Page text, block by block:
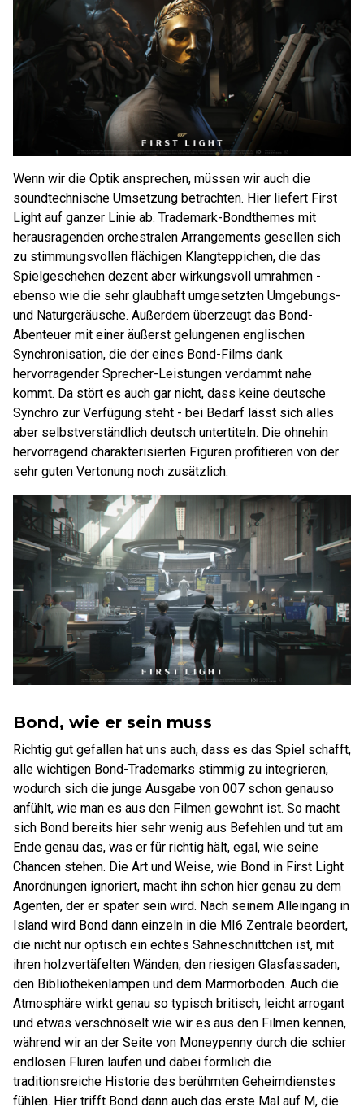
Wenn wir die Optik ansprechen, müssen wir auch die
soundtechnische Umsetzung betrachten. Hier liefert First
Light auf ganzer Linie ab. Trademark-Bondthemes mit
herausragenden orchestralen Arrangements gesellen sich
zu stimmungsvollen flächigen Klangteppichen, die das
Spielgeschehen dezent aber wirkungsvoll umrahmen -
ebenso wie die sehr glaubhaft umgesetzten Umgebungs-
und Naturgeräusche. Außerdem überzeugt das Bond-
Abenteuer mit einer äußerst gelungenen englischen
Synchronisation, die der eines Bond-Films dank
hervorragender Sprecher-Leistungen verdammt nahe
kommt. Da stört es auch gar nicht, dass keine deutsche
Synchro zur Verfügung steht - bei Bedarf lässt sich alles
aber selbstverständlich deutsch untertiteln. Die ohnehin
hervorragend charakterisierten Figuren profitieren von der
sehr guten Vertonung noch zusätzlich.
Bond, wie er sein muss
Richtig gut gefallen hat uns auch, dass es das Spiel schafft,
alle wichtigen Bond-Trademarks stimmig zu integrieren,
wodurch sich die junge Ausgabe von 007 schon genauso
anfühlt, wie man es aus den Filmen gewohnt ist. So macht
sich Bond bereits hier sehr wenig aus Befehlen und tut am
Ende genau das, was er für richtig hält, egal, wie seine
Chancen stehen. Die Art und Weise, wie Bond in First Light
Anordnungen ignoriert, macht ihn schon hier genau zu dem
Agenten, der er später sein wird. Nach seinem Alleingang in
Island wird Bond dann einzeln in die MI6 Zentrale beordert,
die nicht nur optisch ein echtes Sahneschnittchen ist, mit
ihren holzvertäfelten Wänden, den riesigen Glasfassaden,
den Bibliothekenlampen und dem Marmorboden. Auch die
Atmosphäre wirkt genau so typisch britisch, leicht arrogant
und etwas verschnöselt wie wir es aus den Filmen kennen,
während wir an der Seite von Moneypenny durch die schier
endlosen Fluren laufen und dabei förmlich die
traditionsreiche Historie des berühmten Geheimdienstes
fühlen. Hier trifft Bond dann auch das erste Mal auf M, die